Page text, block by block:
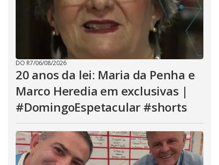
DO R7/06/08/2026
20 anos da lei: Maria da Penha e
Marco Heredia em exclusivas |
#DomingoEspetacular #shorts